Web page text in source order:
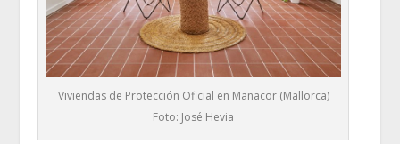
Viviendas de Protección Oficial en Manacor (Mallorca)
Foto: José Hevia